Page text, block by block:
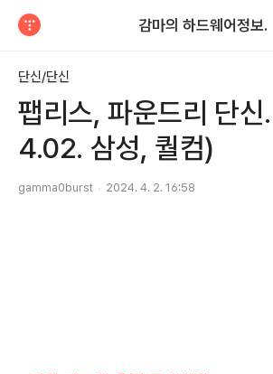
감마의 하드웨어정보.
단신/단신
팹리스, 파운드리 단
4.02. 삼성, 퀄컴)
gamma0burst 2024. 4. 2. 16:58